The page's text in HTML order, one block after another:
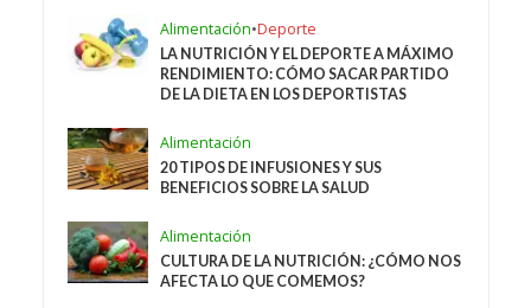
Alimentación•Deporte
LA NUTRICIÓN Y EL DEPORTE A MÁXIMO
RENDIMIENTO: CÓMO SACAR PARTIDO
DE LA DIETA EN LOS DEPORTISTAS
Alimentación
20 TIPOS DE INFUSIONES Y SUS
BENEFICIOS SOBRE LA SALUD
Alimentación
CULTURA DE LA NUTRICIÓN: ¿CÓMO NOS
AFECTA LO QUE COMEMOS?